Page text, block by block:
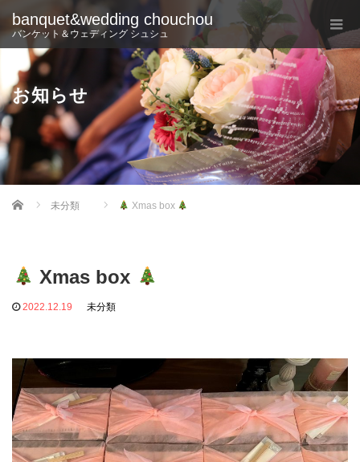
banquet&wedding chouchou
バンケット＆ウェディング シュシュ
お知らせ
Home 未分類 Xmas box
Xmas box
2022.12.19 未分類